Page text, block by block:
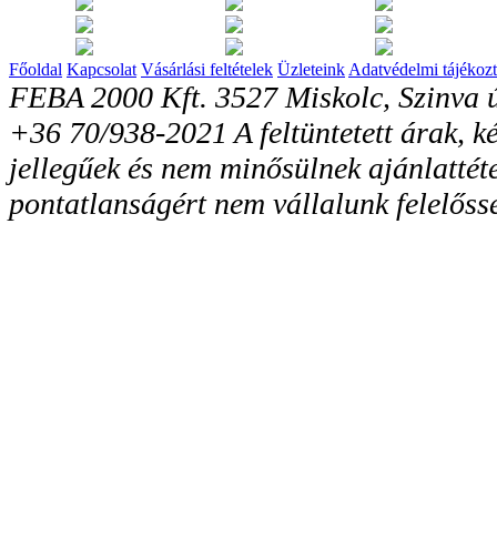
Főoldal Kapcsolat Vásárlási feltételek Üzleteink Adatvédelmi
FEBA 2000 Kft. 3527 Miskolc, Szinva
+36 70/938-2021 A feltüntetett árak,
jellegűek és nem minősülnek
pontatlanságért nem vállalunk